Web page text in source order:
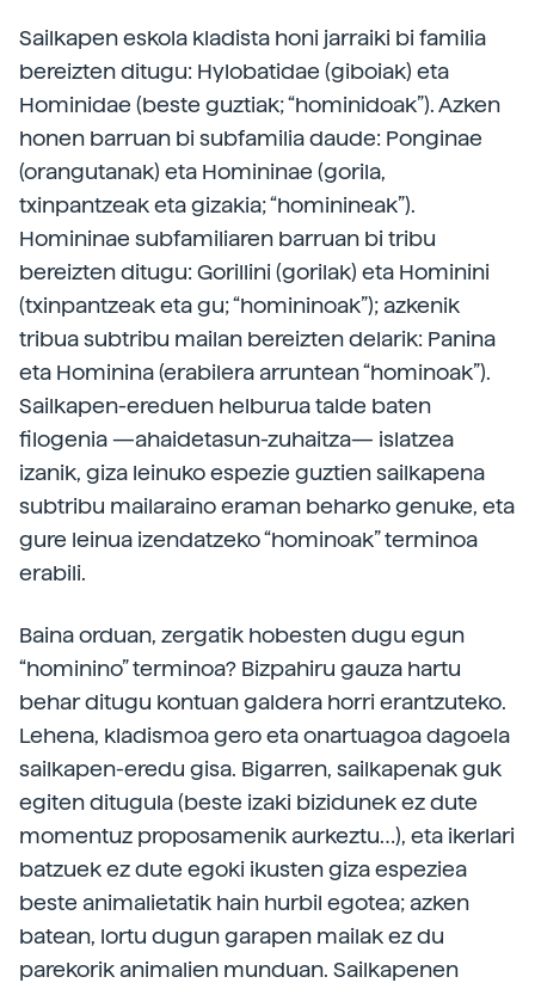
Sailkapen eskola kladista honi jarraiki bi familia
bereizten ditugu: Hylobatidae (giboiak) eta
Hominidae (beste guztiak; “hominidoak”). Azken
honen barruan bi subfamilia daude: Ponginae
(orangutanak) eta Homininae (gorila,
txinpantzeak eta gizakia; “hominineak”).
Homininae subfamiliaren barruan bi tribu
bereizten ditugu: Gorillini (gorilak) eta Hominini
(txinpantzeak eta gu; “homininoak”); azkenik
tribua subtribu mailan bereizten delarik: Panina
eta Hominina (erabilera arruntean “hominoak”).
Sailkapen-ereduen helburua talde baten
filogenia —ahaidetasun-zuhaitza— islatzea
izanik, giza leinuko espezie guztien sailkapena
subtribu mailaraino eraman beharko genuke, eta
gure leinua izendatzeko “hominoak” terminoa
erabili.
Baina orduan, zergatik hobesten dugu egun
“hominino” terminoa? Bizpahiru gauza hartu
behar ditugu kontuan galdera horri erantzuteko.
Lehena, kladismoa gero eta onartuagoa dagoela
sailkapen-eredu gisa. Bigarren, sailkapenak guk
egiten ditugula (beste izaki bizidunek ez dute
momentuz proposamenik aurkeztu…), eta ikerlari
batzuek ez dute egoki ikusten giza espeziea
beste animalietatik hain hurbil egotea; azken
batean, lortu dugun garapen mailak ez du
parekorik animalien munduan. Sailkapenen